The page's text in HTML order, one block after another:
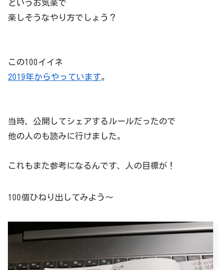
というお気楽で
楽しそうなやり方でしょう？
この100イイネ
2019年からやっています。
当時、公開してシェアするルールだったので
他の人のも読みに行けました。
これもまた参考になるんです、人の目標が！
100個ひねり出してみよう～